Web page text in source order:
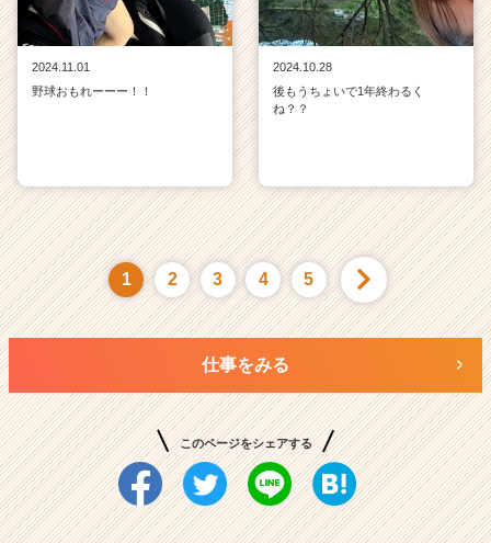
2024.11.01
野球おもれーーー！！
2024.10.28
後もうちょいで1年終わるく
ね？？
1 2 3 4 5
仕事をみる
このページをシェアする